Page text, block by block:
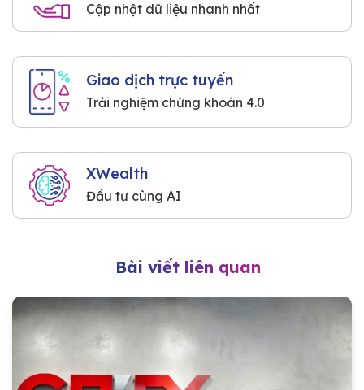
Cập nhật dữ liệu nhanh nhất
Giao dịch trực tuyến
Trải nghiệm chứng khoán 4.0
XWealth
Đầu tư cùng AI
Bài viết liên quan